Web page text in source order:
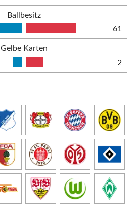
Ballbesitz
61
Gelbe Karten
2